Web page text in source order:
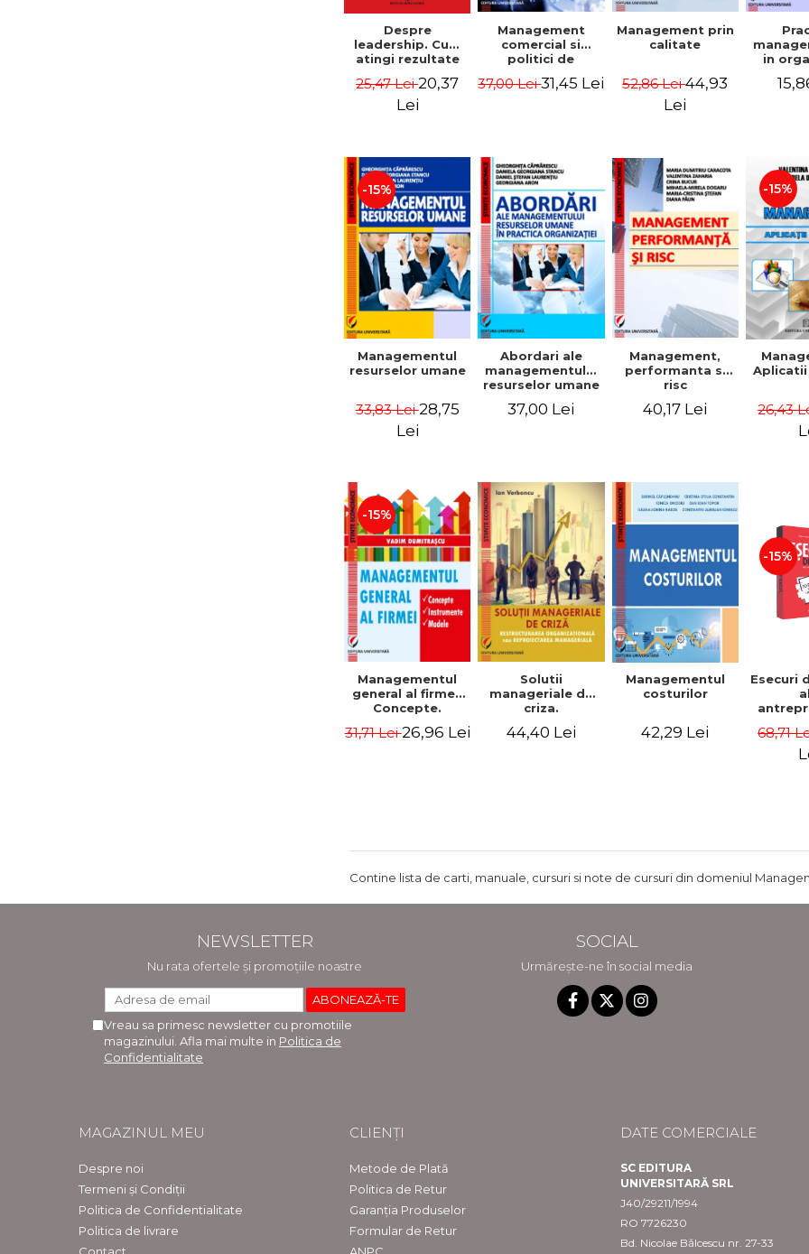
Despre
leadership. Cum
atingi rezultate
oameni obisnuiti
25,47 Lei20,37
Lei
Management
comercial si
politici de
37,00 Lei31,45 Lei
Management prin
calitate
52,86 Lei44,93
Lei
in
-15%
Managementul
resurselor umane
33,83 Lei28,75
Lei
Abordari ale
managementului
resurselor umane
organizatiei
37,00 Lei
Management,
performanta si
risc
40,17 Lei
-15%
26,43
-15%
Managementul
general al firmei.
Concepte.
Modele
31,71 Lei26,96 Lei
Solutii
manageriale de
criza.
organizationala
44,40 Lei
Managementul
costurilor
42,29 Lei
-15%
Esecuri
esec
68,71
Contine lista de carti, manuale, cursuri si note de cursuri din domeniul
NEWSLETTER
Nu rata ofertele și promoțiile noastre
Vreau sa primesc newsletter cu promotiile
magazinului. Afla mai multe in Politica de
Confidentialitate
SOCIAL
Urmărește-ne în social media
MAGAZINUL MEU
Despre noi
Termeni și Condiții
Politica de Confidentialitate
Politica de livrare
Contact
CLIENȚI
Metode de Plată
Politica de Retur
Garanția Produselor
Formular de Retur
ANPC
DATE COMERCIALE
SC EDITURA
UNIVERSITARĂ SRL
J40/29211/1994
RO 7726230
Bd. Nicolae Bălcescu nr. 27-33